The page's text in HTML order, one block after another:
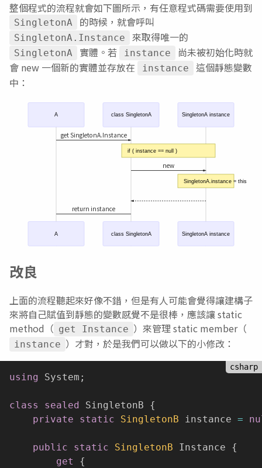
整個程式的流程就會如下圖所示，有任意程式碼需要使用到
SingletonA 的時候，就會呼叫
SingletonA.Instance 來取得唯一的
SingletonA 實體。若 instance
尚未被初始化時就
會 new 一個新的實體並存放在
instance
這個靜態變數
中：
A class SingletonA SingletonA instance
get SingletonA.Instance
if ( instance == null )
new
SingletonA.instance = this
return instance
A class SingletonA SingletonA instance
改良
上面的流程聽起來好像不錯，但是有人可能會覺得讓建構子
來將自己賦值到靜態的變數感覺不是很棒，應該讓 static
method（ get Instance ）來管理 static member（
instance ）才對，於是我們可以做以下的小修改：
using System ;
class sealed SingletonB {
private
static SingletonB instance =
public static SingletonB Instance {
get
{